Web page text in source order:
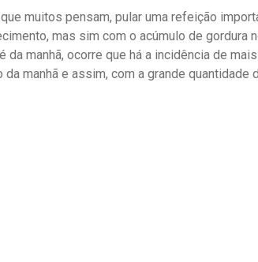
muitos pensam, pular uma refeição
mas sim com o acúmulo de gordura
da manhã, ocorre que há a incidência de
manhã e assim, com a grande quantidade